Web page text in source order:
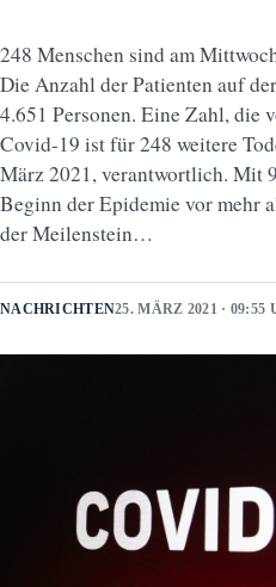
248 Menschen sind am
Die Anzahl der Patienten auf
4.651 Personen. Eine Zahl, die
Covid-19 ist für 248 weitere
März 2021, verantwortlich. Mit
Beginn der Epidemie vor mehr
der Meilenstein…
NACHRICHTEN25. MÄRZ 2021 · 09:55